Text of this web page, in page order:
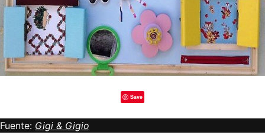
Save
Fuente: Gigi & Gigio